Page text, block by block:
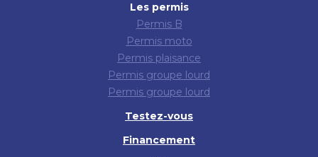
Les permis
Permis B
Permis moto
Permis plaisance
Permis groupe lourd
Permis groupe lourd
Testez-vous
Financement